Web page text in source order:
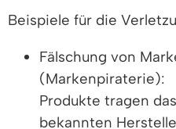
Beispiele für die
Fälschung von
(Markenpiraterie):
Produkte tragen
bekannten